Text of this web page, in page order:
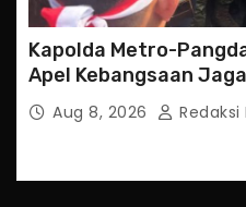
Kapolda Metro-
Apel Kebangsaan
Aug 8, 2026 Redaksi